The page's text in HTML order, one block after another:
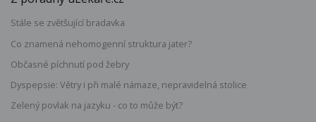
Stále se zvětšující bradavka
Co znamená nehomogenní struktura jater?
Občasné píchnutí pod žebry
Dyspepsie: Větry i při malé námaze, nepravidelná stolice
Zelený povlak na jazyku - co to může být?